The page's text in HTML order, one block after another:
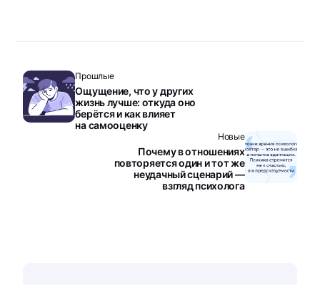
Прошлые
Ощущение, что у других
жизнь лучше: откуда оно
берётся и как влияет
на самооценку
Новые
Почему в отношениях
повторяется один и тот же
неудачный сценарий —
взгляд психолога